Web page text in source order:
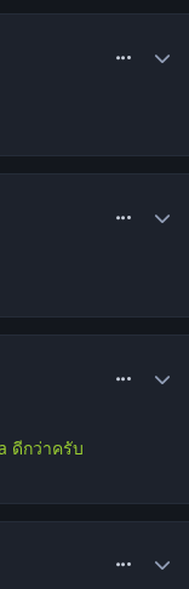
ดีกว่าครับ